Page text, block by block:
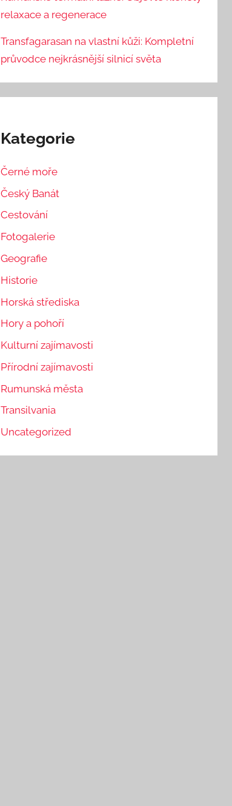
relaxace a regenerace
Transfagarasan na vlastní kůži: Kompletní
průvodce nejkrásnější silnicí světa
Kategorie
Černé moře
Český Banát
Cestování
Fotogalerie
Geografie
Historie
Horská střediska
Hory a pohoří
Kulturní zajímavosti
Přírodní zajímavosti
Rumunská města
Transilvania
Uncategorized